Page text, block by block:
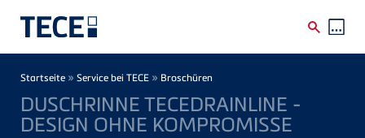
Breadcrumb
Startseite » Service bei TECE » Broschüren
DUSCHRINNE TECEDRAINLINE -
DESIGN OHNE KOMPROMISSE